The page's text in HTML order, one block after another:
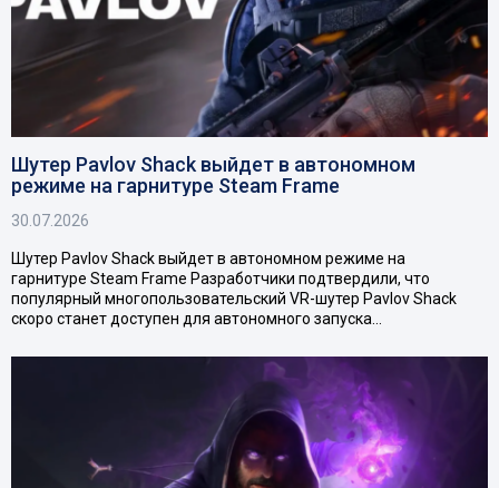
Шутер Pavlov Shack выйдет в автономном
режиме на гарнитуре Steam Frame
30.07.2026
Шутер Pavlov Shack выйдет в автономном режиме на
гарнитуре Steam Frame Разработчики подтвердили, что
популярный многопользовательский VR-шутер Pavlov Shack
скоро станет доступен для автономного запуска…